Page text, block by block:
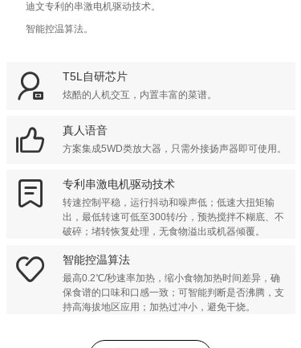
迪文专利的串激电机驱动技术。
智能控温算法。
 T5L自研芯片
炫酷的人机交互，内置丰富的菜谱。
 真人语音
方案集成5WD类放大器，只需外接扬声器即可使用。
 专利串激电机驱动技术
转速控制平稳，运行抖动和噪声低；低速大扭矩输
出，最低转速可低至300转/分，预热搅拌不糊底、不
破碎；堵转恢复处理，无食物溢出或机器倾覆。
 智能控温算法
最高0.2℃/秒速率加热，缩小食物加热时间差异，确
保食谱的口味和口感一致；可智能判断是否沸腾，支
持高海拔地区应用；加热过冲小，避免干烧。